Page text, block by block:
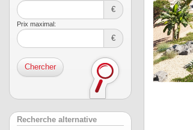
€
Prix ​​maximal:
€
Chercher
Recherche alternative